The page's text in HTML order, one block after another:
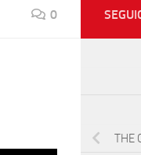
0
THE